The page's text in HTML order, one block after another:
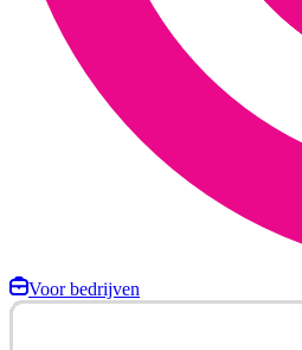
Voor bedrijven